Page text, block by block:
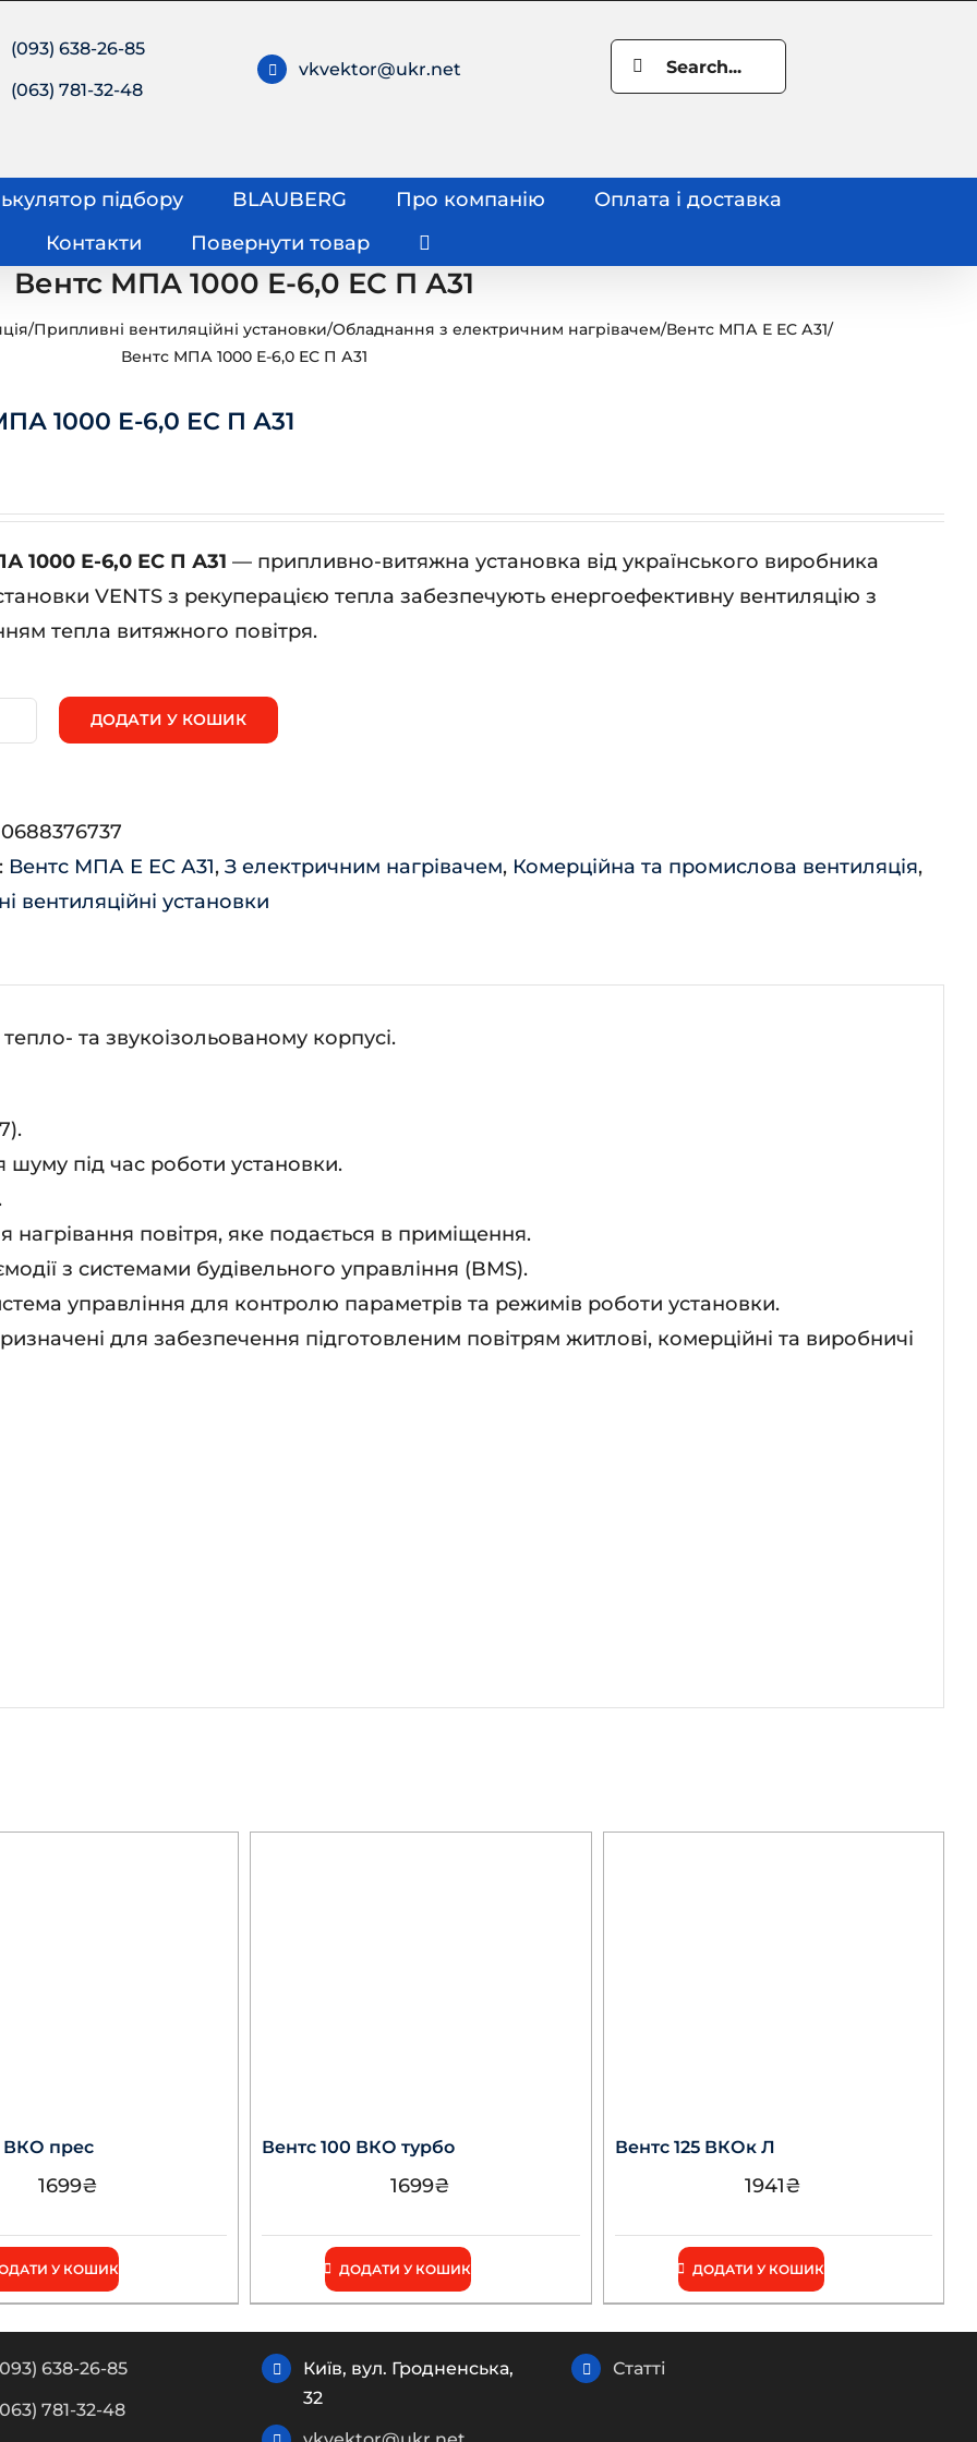
(093) 638-26-85
(063) 781-32-48
vkvektor@ukr.net
Search
for:
підбору BLAUBERG Про компанію
Оплата і доставка
Контакти
Повернути товар
Вентс МПА 1000 Е-6,0 ЕС П А31
/Припливні вентиляційні установки/Обладнання з електричним нагрівачем/Вентс МПА Е ЕС А31/
Вентс МПА 1000 Е-6,0 ЕС П А31
1000 Е-6,0 ЕС П А31
1000 Е-6,0 ЕС П А31 — припливно-витяжна установка від українського виробника
VENTS з рекуперацією тепла забезпечують енергоефективну вентиляцію з
тепла витяжного повітря.
ДОДАТИ У КОШИК
0688376737
Вентс МПА Е ЕС А31, З електричним нагрівачем, Комерційна та промислова вентиляція,
вентиляційні установки
та звукоізольованому корпусі.
під час роботи установки.
нагрівання повітря, яке подається в приміщення.
з системами будівельного управління (BMS).
управління для контролю параметрів та режимів роботи установки.
для забезпечення підготовленим повітрям житлові, комерційні та виробничі
ВКО прес
1699₴
У КОШИК
Вентс 100 ВКО турбо
1699₴
ДОДАТИ У КОШИК
Вентс 125 ВКОк Л
1941₴
ДОДАТИ У КОШИК
638-26-85
781-32-48
Київ, вул. Гродненська,
32
Статті